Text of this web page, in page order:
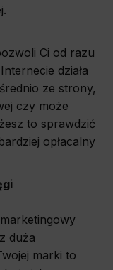
Ci od razu
działa
ze strony,
czy może
to sprawdzić
opłacalny
duża
marki to